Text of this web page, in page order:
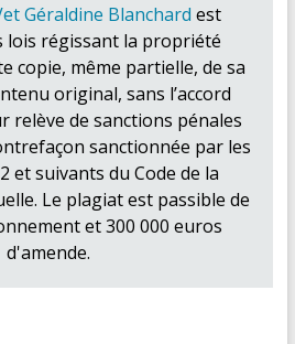
Géraldine Blanchard est
lois régissant la propriété
copie, même partielle, de sa
original, sans l’accord
relève de sanctions pénales
sanctionnée par les
et suivants du Code de la
Le plagiat est passible de
et 300 000 euros
d'amende.